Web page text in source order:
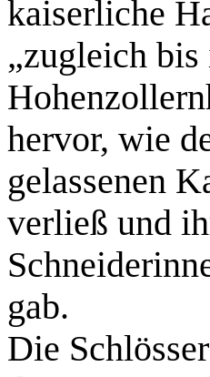
kaiserliche
„zugleich
hervor, wie
gelassenen
verließ und
gab.
Die